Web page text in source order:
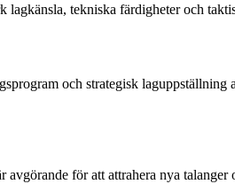
tekniska färdigheter och
och strategisk laguppställning
för att attrahera nya talanger